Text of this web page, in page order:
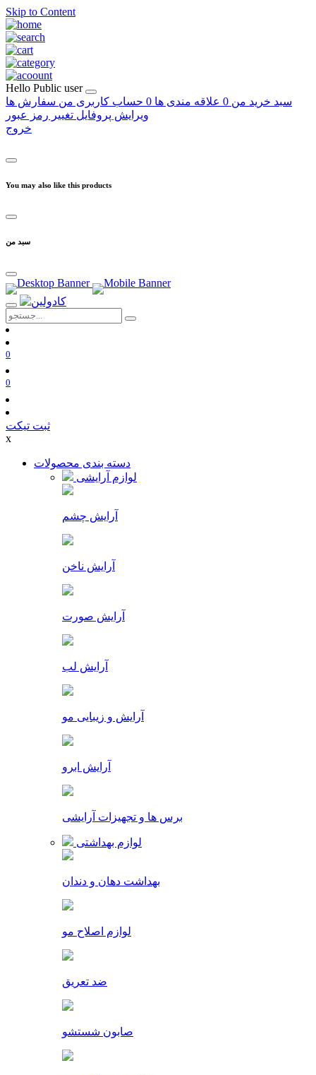
Skip to Content
Hello Public user
سبد خرید من 0 علاقه مندی ها 0 حساب کاربری من سفارش ها
ویرایش پروفایل تغییر رمز عبور
خروج
You may also like this products
سبد من
0
0
ثبت تیکت
x
دسته بندی محصولات
لوازم آرایشی
آرایش چشم
آرایش ناخن
آرایش صورت
آرایش لب
آرایش و زیبایی مو
آرایش ابرو
برس ها و تجهیزات آرایشی
لوازم بهداشتی
بهداشت دهان و دندان
لوازم اصلاح مو
ضد تعریق
صابون شستشو